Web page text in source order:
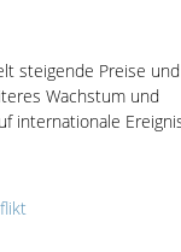
steigende Preise und
Wachstum und
internationale